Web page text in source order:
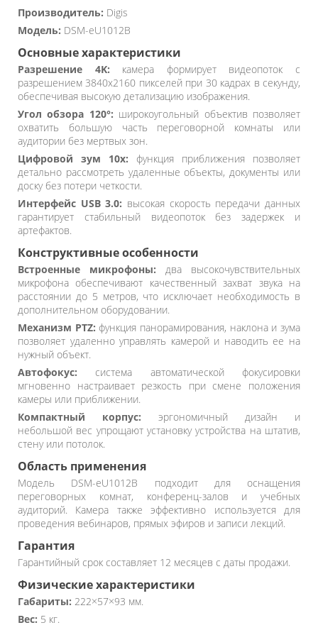
Производитель: Digis
Модель: DSM-eU1012B
Основные характеристики
Разрешение 4K: камера формирует видеопоток с
разрешением 3840x2160 пикселей при 30 кадрах в секунду,
обеспечивая высокую детализацию изображения.
Угол обзора 120°: широкоугольный объектив позволяет
охватить большую часть переговорной комнаты или
аудитории без мертвых зон.
Цифровой зум 10x: функция приближения позволяет
детально рассмотреть удаленные объекты, документы или
доску без потери четкости.
Интерфейс USB 3.0: высокая скорость передачи данных
гарантирует стабильный видеопоток без задержек и
артефактов.
Конструктивные особенности
Встроенные микрофоны: два высокочувствительных
микрофона обеспечивают качественный захват звука на
расстоянии до 5 метров, что исключает необходимость в
дополнительном оборудовании.
Механизм PTZ: функция панорамирования, наклона и зума
позволяет удаленно управлять камерой и наводить ее на
нужный объект.
Автофокус: система автоматической фокусировки
мгновенно настраивает резкость при смене положения
камеры или приближении.
Компактный корпус: эргономичный дизайн и
небольшой вес упрощают установку устройства на штатив,
стену или потолок.
Область применения
Модель DSM-eU1012B подходит для оснащения
переговорных комнат, конференц-залов и учебных
аудиторий. Камера также эффективно используется для
проведения вебинаров, прямых эфиров и записи лекций.
Гарантия
Гарантийный срок составляет 12 месяцев с даты продажи.
Физические характеристики
Габариты: 222×57×93 мм.
Вес: 5 кг.